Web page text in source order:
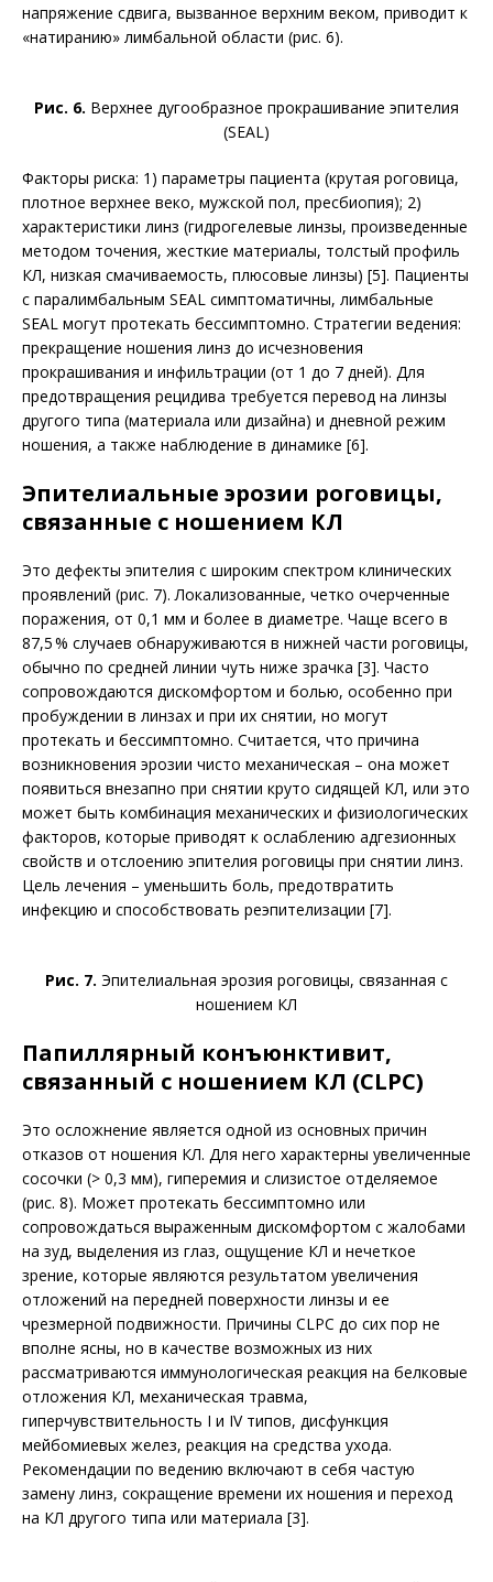
напряжение сдвига, вызванное верхним веком, приводит к
«натиранию» лимбальной области (рис. 6).
Рис. 6. Верхнее дугообразное прокрашивание эпителия
(SEAL)
Факторы риска: 1) параметры пациента (крутая роговица,
плотное верхнее веко, мужской пол, пресбиопия); 2)
характеристики линз (гидрогелевые линзы, произведенные
методом точения, жесткие материалы, толстый профиль
КЛ, низкая смачиваемость, плюсовые линзы) [5]. Пациенты
с паралимбальным SEAL симптоматичны, лимбальные
SEAL могут протекать бессимптомно. Стратегии ведения:
прекращение ношения линз до исчезновения
прокрашивания и инфильтрации (от 1 до 7 дней). Для
предотвращения рецидива требуется перевод на линзы
другого типа (материала или дизайна) и дневной режим
ношения, а также наблюдение в динамике [6].
Эпителиальные эрозии роговицы,
связанные с ношением КЛ
Это дефекты эпителия с широким спектром клинических
проявлений (рис. 7). Локализованные, четко очерченные
поражения, от 0,1 мм и более в диаметре. Чаще всего в
87,5 % случаев обнаруживаются в нижней части роговицы,
обычно по средней линии чуть ниже зрачка [3]. Часто
сопровож­даются дискомфортом и болью, особенно при
пробуждении в линзах и при их снятии, но могут
протекать и бессимптомно. Считается, что причина
возникновения эрозии чисто механическая – она может
появиться внезапно при снятии круто сидящей КЛ, или это
может быть комбинация механических и физиологических
факторов, которые приводят к ослаблению адгезионных
свойств и отслоению эпителия роговицы при снятии линз.
Цель лечения – уменьшить боль, пред­отвратить
инфекцию и способствовать реэпителизации [7].
Рис. 7. Эпителиальная эрозия роговицы, связанная с
ношением КЛ
Папиллярный конъюнктивит,
связанный с ношением КЛ (CLPC)
Это осложнение является одной из основных причин
отказов от ношения КЛ. Для него характерны увеличенные
сосочки (> 0,3 мм), гиперемия и слизистое отделяемое
(рис. 8). Может протекать бессимптомно или
сопровождаться выраженным дискомфортом с жалобами
на зуд, выделения из глаз, ощущение КЛ и нечеткое
зрение, которые являются результатом увеличения
отложений на передней поверхности линзы и ее
чрезмерной подвижности. Причины CLPC до сих пор не
вполне ясны, но в качестве возможных из них
рассматриваются иммунологическая реакция на белковые
отложения КЛ, механическая травма,
гиперчувствительность I и IV типов, дисфункция
мейбомиевых желез, реакция на средства ухода.
Рекомендации по ведению включают в себя частую
замену линз, сокращение времени их ношения и переход
на КЛ другого типа или материала [3].